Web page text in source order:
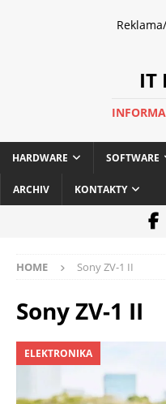
IT
HARDWARE SOFTWARE
ARCHIV KONTAKTY
HOME Sony ZV-1 II
Sony ZV-1 II
ELEKTRONIKA